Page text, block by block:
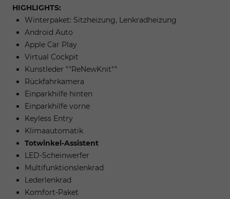
HIGHLIGHTS:
Winterpaket: Sitzheizung, Lenkradheizung
Android Auto
Apple Car Play
Virtual Cockpit
Kunstleder ""ReNewKnit""
Rückfahrkamera
Einparkhilfe hinten
Einparkhilfe vorne
Keyless Entry
Klimaautomatik
Totwinkel-Assistent
LED-Scheinwerfer
Multifunktionslenkrad
Lederlenkrad
Komfort-Paket